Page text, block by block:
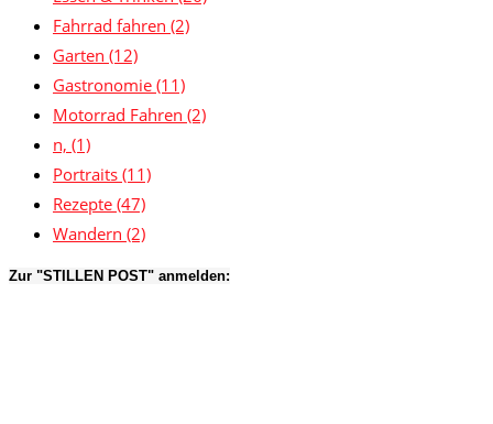
Fahrrad fahren (2)
Garten (12)
Gastronomie (11)
Motorrad Fahren (2)
n, (1)
Portraits (11)
Rezepte (47)
Wandern (2)
Zur "STILLEN POST" anmelden: